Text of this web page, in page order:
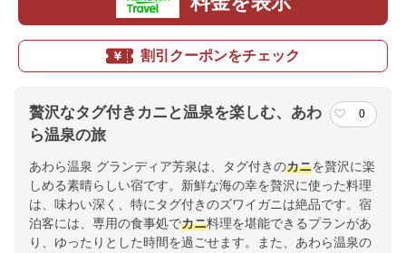
割引クーポンをチェック
贅沢なタグ付きカニと温泉を楽しむ、あわ
ら温泉の旅
0
あわら温泉 グランディア芳泉は、タグ付きのカニを贅沢に楽
しめる素晴らしい宿です。新鮮な海の幸を贅沢に使った料理
は、味わい深く、特にタグ付きのズワイガニは絶品です。宿
泊客には、専用の食事処でカニ料理を堪能できるプランがあ
り、ゆったりとした時間を過ごせます。また、あわら温泉の